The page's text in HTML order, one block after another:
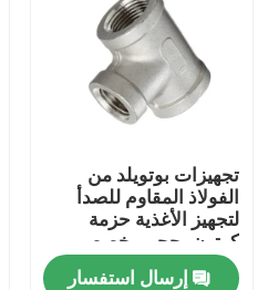
تجهيزات بوتويلد من
الفولاذ المقاوم للصدأ
لتجهيز الأغذية حزمة
كرتون بحجم مخصص
إرسال استفسار